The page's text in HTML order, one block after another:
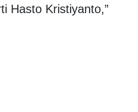
Hasto Kristiyanto,”